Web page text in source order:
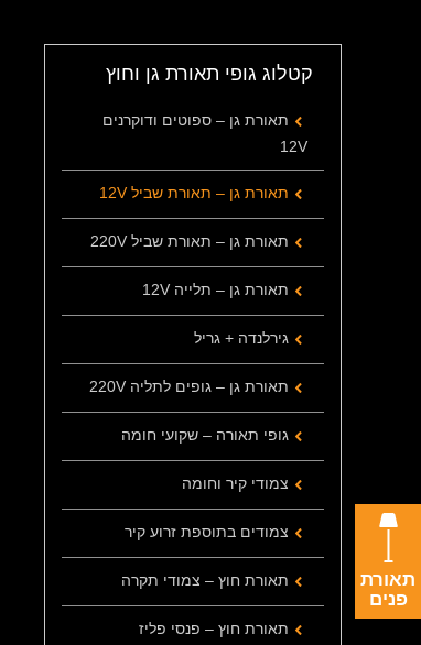
קטלוג גופי תאורת גן וחוץ
תאורת גן – ספוטים ודוקרנים
12V
תאורת גן – תאורת שביל 12V
תאורת גן – תאורת שביל 220V
תאורת גן – תלייה 12V
גירלנדה + גריל
תאורת גן – גופים לתליה 220V
גופי תאורה – שקועי חומה
צמודי קיר וחומה
צמודים בתוספת זרוע קיר
תאורת חוץ – צמודי תקרה
תאורת חוץ – פנסי פליז
תאורת
פנים